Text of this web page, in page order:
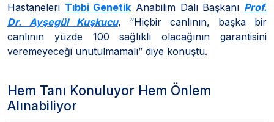
Hastaneleri Tıbbi Genetik Anabilim Dalı Başkanı Prof.
Dr. Ayşegül Kuşkucu, “Hiçbir canlının, başka bir
canlının yüzde 100 sağlıklı olacağının garantisini
veremeyeceği unutulmamalı” diye konuştu.
Hem Tanı Konuluyor Hem Önlem
Alınabiliyor